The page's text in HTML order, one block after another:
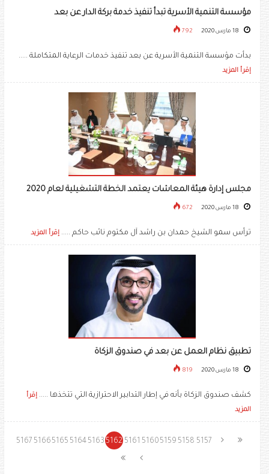
مؤسسة التنمية الأسرية تبدأ تنفيذ خدمة بركة الدار عن بعد
792
بدأت مؤسسة التنمية الأسرية عن بعد تنفيذ خدمات الرعاية المتكاملة .....
إقرأ المزيد
مجلس إدارة هيئة المعاشات يعتمد الخطة التشغيلية لعام 2020
672
ترأس سمو الشيخ حمدان بن راشد آل مكتوم نائب حاكم ..... إقرأ المزيد
تطبيق نظام العمل عن بعد في صندوق الزكاة
819
كشف صندوق الزكاة بأنه في إطار التدابير الاحترازية التي تتخذها ..... إقرأ
المزيد
5157
5158
5159
5160
5161
5162
5163
5164
5165
5166
5167